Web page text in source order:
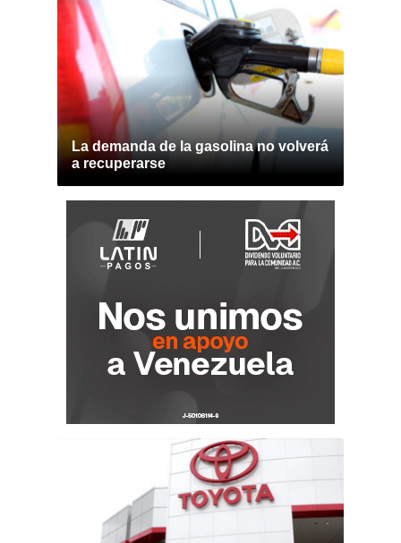
La demanda de la gasolina no volverá
a recuperarse